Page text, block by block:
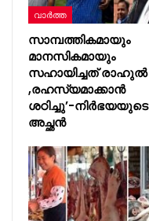
വാർത്ത
സാമ്പത്തികമായും
മാനസികമായും
സഹായിച്ചത് രാഹുൽ
,രഹസ്യമാക്കാന്‍
ശഠിച്ചു’-നിർഭയയുടെ
അച്ഛൻ